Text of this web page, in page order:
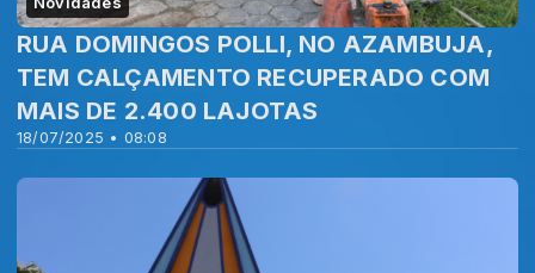
18/07/2025 • 08:08
RUA DOMINGOS POLLI, NO AZAMBUJA,
TEM CALÇAMENTO RECUPERADO COM
MAIS DE 2.400 LAJOTAS